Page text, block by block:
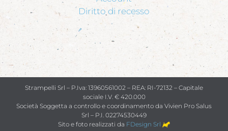
Diritto di recesso
Strampelli Srl – P.Iva: 13960561002 – REA: RI-72132 – Capitale
sociale I.V. € 420.000
Società Soggetta a controllo e coordinamento da Vivien Pro Salus
Srl – P.I. 02274530449
Sito e foto realizzati da FDesign Srl